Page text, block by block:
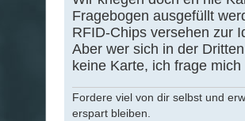
Fragebogen ausgefüllt
RFID-Chips versehen zur
Aber wer sich in der
keine Karte, ich frage
Fordere viel von dir selbst und
erspart bleiben.